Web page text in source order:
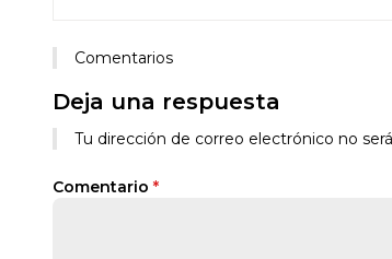
Comentarios
Deja una respuesta
Tu dirección de correo electrónico no
Comentario *